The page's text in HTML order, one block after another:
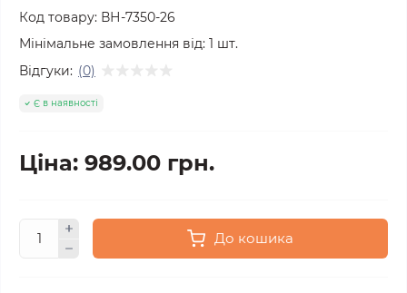
Код товару: ВН-7350-26
Мінімальне замовлення від: 1 шт.
Відгуки: (0)
Є в наявності
Ціна: 989.00 грн.
До кошика